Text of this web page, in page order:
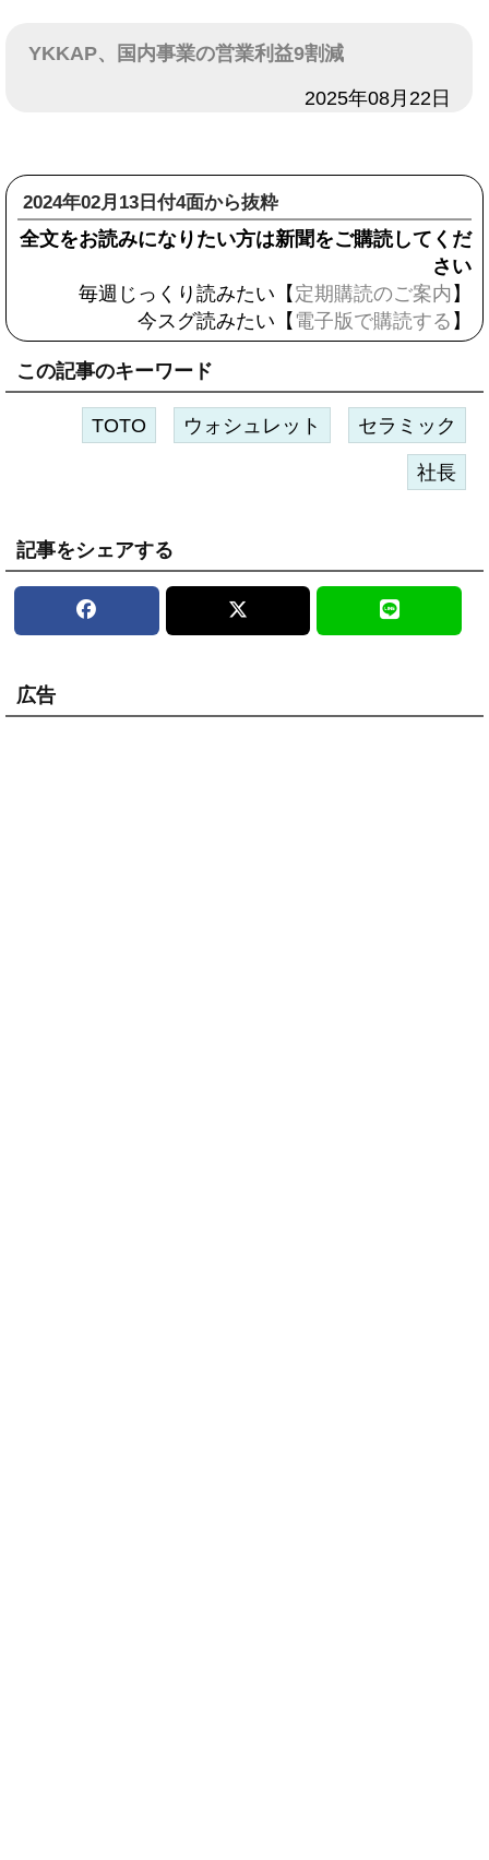
YKKAP、国内事業の営業利益9割減
2025年08月22日
2024年02月13日付4面から抜粋
全文をお読みになりたい方は新聞をご購読してくだ
さい
毎週じっくり読みたい【 定期購読のご案内 】
今スグ読みたい【 電子版で購読する 】
この記事のキーワード
TOTO ウォシュレット セラミック
社長
記事をシェアする
広告